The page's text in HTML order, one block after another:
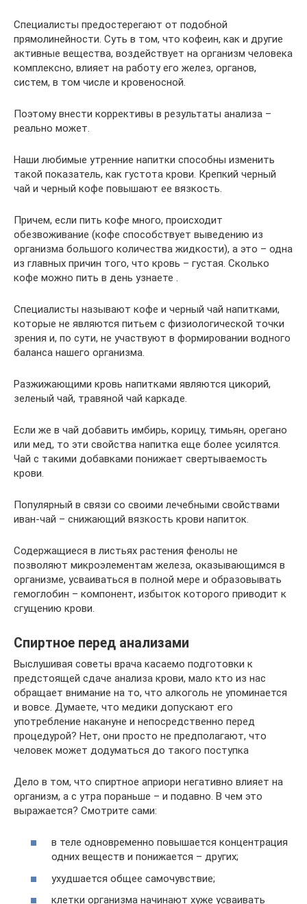
Специалисты предостерегают от подобной
прямолинейности. Суть в том, что кофеин, как и другие
активные вещества, воздействует на организм человека
комплексно, влияет на работу его желез, органов,
систем, в том числе и кровеносной.
Поэтому внести коррективы в результаты анализа –
реально может.
Наши любимые утренние напитки способны изменить
такой показатель, как густота крови. Крепкий черный
чай и черный кофе повышают ее вязкость.
Причем, если пить кофе много, происходит
обезвоживание (кофе способствует выведению из
организма большого количества жидкости), а это – одна
из главных причин того, что кровь – густая. Сколько
кофе можно пить в день узнаете .
Специалисты называют кофе и черный чай напитками,
которые не являются питьем с физиологической точки
зрения и, по сути, не участвуют в формировании водного
баланса нашего организма.
Разжижающими кровь напитками являются цикорий,
зеленый чай, травяной чай каркаде.
Если же в чай добавить имбирь, корицу, тимьян, орегано
или мед, то эти свойства напитка еще более усилятся.
Чай с такими добавками понижает свертываемость
крови.
Популярный в связи со своими лечебными свойствами
иван-чай – снижающий вязкость крови напиток.
Содержащиеся в листьях растения фенолы не
позволяют микроэлементам железа, оказывающимся в
организме, усваиваться в полной мере и образовывать
гемоглобин – компонент, избыток которого приводит к
сгущению крови.
Спиртное перед анализами
Выслушивая советы врача касаемо подготовки к
предстоящей сдаче анализа крови, мало кто из нас
обращает внимание на то, что алкоголь не упоминается
и вовсе. Думаете, что медики допускают его
употребление накануне и непосредственно перед
процедурой? Нет, они просто не предполагают, что
человек может додуматься до такого поступка
Дело в том, что спиртное априори негативно влияет на
организм, а с утра пораньше – и подавно. В чем это
выражается? Смотрите сами:
в теле одновременно повышается концентрация
одних веществ и понижается – других;
ухудшается общее самочувствие;
клетки организма начинают хуже усваивать